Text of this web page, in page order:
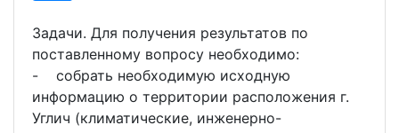
Задачи. Для получения результатов по
поставленному вопросу необходимо:
- собрать необходимую исходную
информацию о территории расположения г.
Углич (климатические, инженерно-